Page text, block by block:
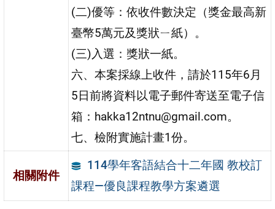
(二)優等：依收件數決定（獎金最高新
臺幣5萬元及獎狀ㄧ紙）。
(三)入選：獎狀一紙。
六、本案採線上收件，請於115年6月
5日前將資料以電子郵件寄送至電子信
箱：hakka12ntnu@gmail.com。
七、檢附實施計畫1份。
相關附件
114學年客語結合十二年國 教校訂
課程—優良課程教學方案遴選